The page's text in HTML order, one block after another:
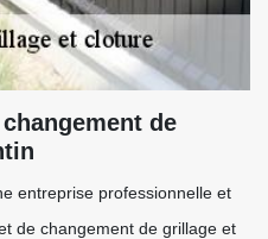
de
entreprise professionnelle et
de changement de grillage et